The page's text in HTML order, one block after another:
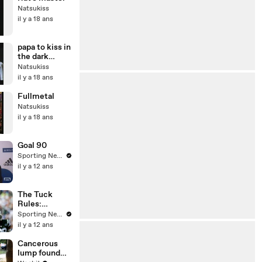
Natsukiss
il y a 18 ans
papa to kiss in
the dark
ending
Natsukiss
il y a 18 ans
Fullmetal
Natsukiss
il y a 18 ans
Goal 90
Sporting News
il y a 12 ans
The Tuck
Rules:
Possible
Week 6
Sporting News
il y a 12 ans
Cancerous
lump found